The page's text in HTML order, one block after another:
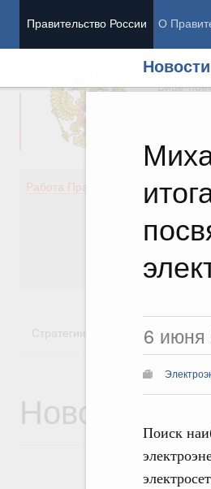
Правительство России О
Новости
6 июня
Поиск
Вице-
Работа Правительства
Стратегии
Новости